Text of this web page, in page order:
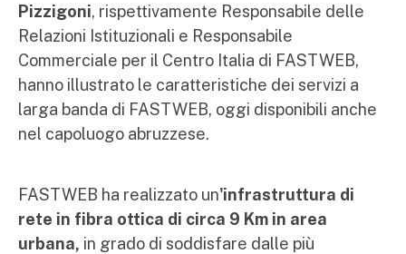
Pizzigoni, rispettivamente Responsabile delle
Relazioni Istituzionali e Responsabile
Commerciale per il Centro Italia di FASTWEB,
hanno illustrato le caratteristiche dei servizi a
larga banda di FASTWEB, oggi disponibili anche
nel capoluogo abruzzese.
FASTWEB ha realizzato un'infrastruttura di
rete in fibra ottica di circa 9 Km in area
urbana, in grado di soddisfare dalle più